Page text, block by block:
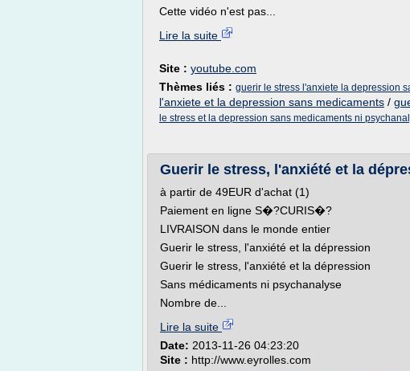
Cette vidéo n'est pas...
Lire la suite
Site : youtube.com
Thèmes liés : guerir le stress l'anxiete la depression
l'anxiete et la depression sans medicaments /
le stress et la depression sans medicaments ni
Guerir le stress, l'anxiété et la
à partir de 49EUR d'achat (1)
Paiement en ligne S�?CURIS�?
LIVRAISON dans le monde entier
Guerir le stress, l'anxiété et la dépression
Guerir le stress, l'anxiété et la dépression
Sans médicaments ni psychanalyse
Nombre de...
Lire la suite
Date: 2013-11-26 04:23:20
Site : http://www.eyrolles.com